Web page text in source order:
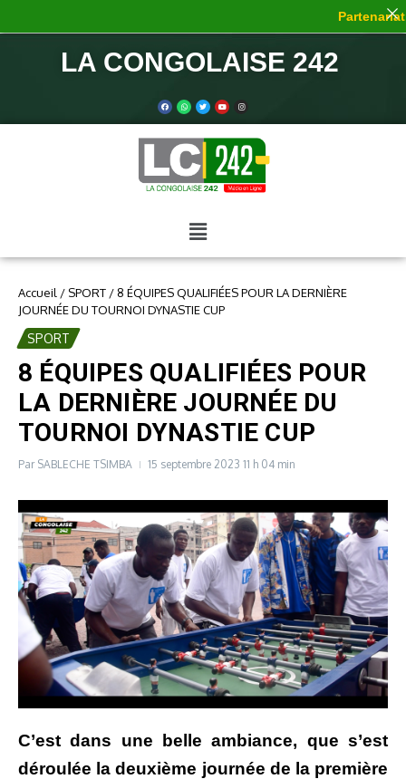
LA CONGOLAISE 242
Accueil / SPORT /8 ÉQUIPES QUALIFIÉES POUR LA DERNIÈRE
JOURNÉE DU TOURNOI DYNASTIE CUP
SPORT
8 ÉQUIPES QUALIFIÉES POUR
LA DERNIÈRE JOURNÉE DU
TOURNOI DYNASTIE CUP
Par SABLECHE TSIMBA 15 septembre 2023 11 h 04 min
C’est dans une belle ambiance, que s’est
déroulée la deuxième journée de la première
Partenariat